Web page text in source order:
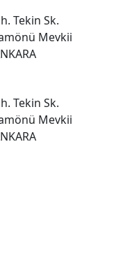
Tekin Sk.
Mevkii
Tekin Sk.
Mevkii